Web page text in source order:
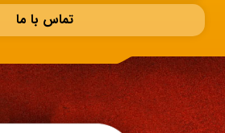
تماس با ما